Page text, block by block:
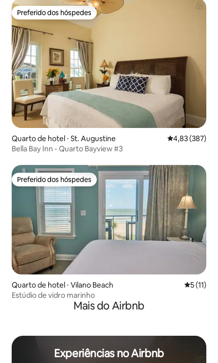
Preferido dos hóspedes
Preferido dos hóspedes
Quarto de hotel ⋅ St. Augustine 4,83 de uma
4,83 (387)
Bella Bay Inn - Quarto Bayview #3
Preferido dos hóspedes
Preferido dos hóspedes
Quarto de hotel ⋅ Vilano Beach 5 de uma
5 (11)
Estúdio de vidro marinho
Mais do Airbnb
Experiências no Airbnb